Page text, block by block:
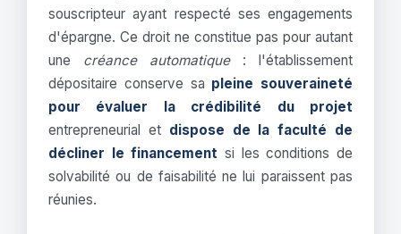
souscripteur ayant respecté ses engagements
d'épargne. Ce droit ne constitue pas pour autant
une créance automatique: l'établissement
dépositaire conserve sa pleine souveraineté
pour évaluer la crédibilité du projet
entrepreneurial et dispose de la faculté de
décliner le financement si les conditions de
solvabilité ou de faisabilité ne lui paraissent pas
réunies.